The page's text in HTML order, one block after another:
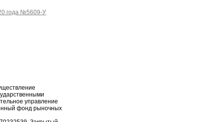
года №5609-У
управление
фонд рыночных